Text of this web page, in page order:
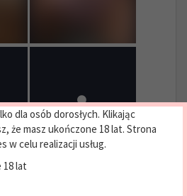
dla osób dorosłych. Klikając
że masz ukończone 18 lat. Strona
w celu realizacji usług.
18 lat